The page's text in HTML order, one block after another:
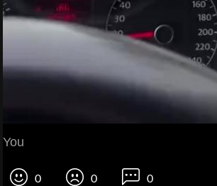
You
0 0 0